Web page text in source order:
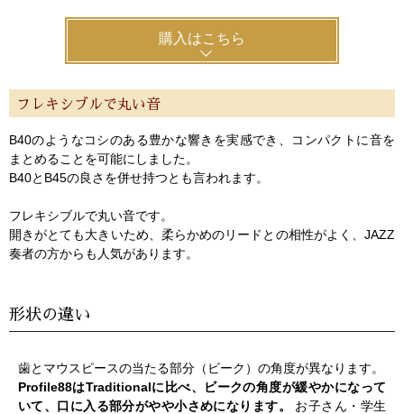
購入はこちら
フレキシブルで丸い音
B40のようなコシのある豊かな響きを実感でき、コンパクトに音を
まとめることを可能にしました。
B40とB45の良さを併せ持つとも言われます。
フレキシブルで丸い音です。
開きがとても大きいため、柔らかめのリードとの相性がよく、JAZZ
奏者の方からも人気があります。
形状の違い
歯とマウスピースの当たる部分（ビーク）の角度が異なります。
Profile88はTraditionalに比べ、ビークの角度が緩やかになって
いて、口に入る部分がやや小さめになります。
お子さん・学生